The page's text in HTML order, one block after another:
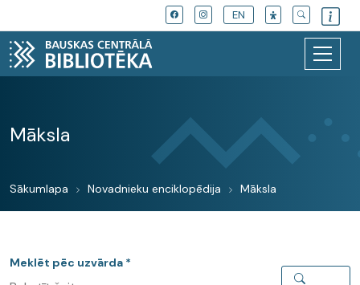
EN
Māksla
Sākumlapa Novadnieku enciklopēdija Māksla
Meklēt pēc uzvārda *